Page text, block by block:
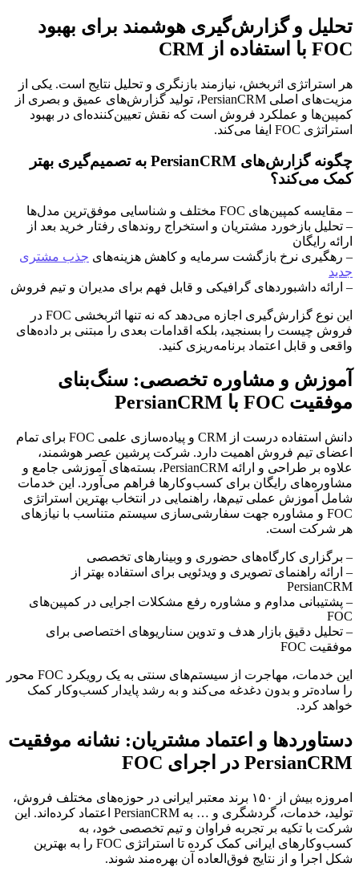
تحلیل و گزارش‌گیری هوشمند برای بهبود
FOC با استفاده از CRM
هر استراتژی اثربخش، نیازمند بازنگری و تحلیل نتایج است. یکی از
مزیت‌های اصلی PersianCRM، تولید گزارش‌های عمیق و بصری از
کمپین‌ها و عملکرد فروش است که نقش تعیین‌کننده‌ای در بهبود
استراتژی FOC ایفا می‌کند.
چگونه گزارش‌های PersianCRM به تصمیم‌گیری بهتر
کمک می‌کند؟
– مقایسه کمپین‌های FOC مختلف و شناسایی موفق‌ترین مدل‌ها
– تحلیل بازخورد مشتریان و استخراج روندهای رفتار خرید بعد از
ارائه رایگان
– رهگیری نرخ بازگشت سرمایه و کاهش هزینه‌های جذب مشتری
جدید
– ارائه داشبوردهای گرافیکی و قابل فهم برای مدیران و تیم فروش
این نوع گزارش‌گیری اجازه می‌دهد که نه تنها اثربخشی FOC در
فروش چیست را بسنجید، بلکه اقدامات بعدی را مبتنی بر داده‌های
واقعی و قابل اعتماد برنامه‌ریزی کنید.
آموزش و مشاوره تخصصی: سنگ‌بنای
موفقیت FOC با PersianCRM
دانش استفاده درست از CRM و پیاده‌سازی علمی FOC برای تمام
اعضای تیم فروش اهمیت دارد. شرکت پرشین عصر هوشمند،
علاوه بر طراحی و ارائه PersianCRM، بسته‌های آموزشی جامع و
مشاوره‌های رایگان برای کسب‌وکارها فراهم می‌آورد. این خدمات
شامل آموزش عملی تیم‌ها، راهنمایی در انتخاب بهترین استراتژی
FOC و مشاوره جهت سفارشی‌سازی سیستم متناسب با نیازهای
هر شرکت است.
– برگزاری کارگاه‌های حضوری و وبینارهای تخصصی
– ارائه راهنمای تصویری و ویدئویی برای استفاده بهتر از
PersianCRM
– پشتیبانی مداوم و مشاوره رفع مشکلات اجرایی در کمپین‌های
FOC
– تحلیل دقیق بازار هدف و تدوین سناریوهای اختصاصی برای
موفقیت FOC
این خدمات، مهاجرت از سیستم‌های سنتی به یک رویکرد FOC محور
را ساده‌تر و بدون دغدغه می‌کند و به رشد پایدار کسب‌وکار کمک
خواهد کرد.
دستاوردها و اعتماد مشتریان: نشانه موفقیت
PersianCRM در اجرای FOC
امروزه بیش از ۱۵۰ برند معتبر ایرانی در حوزه‌های مختلف فروش،
تولید، خدمات، گردشگری و … به PersianCRM اعتماد کرده‌اند. این
شرکت با تکیه بر تجربه فراوان و تیم تخصصی خود، به
کسب‌وکارهای ایرانی کمک کرده تا استراتژی FOC را به بهترین
شکل اجرا و از نتایج فوق‌العاده آن بهره‌مند شوند.